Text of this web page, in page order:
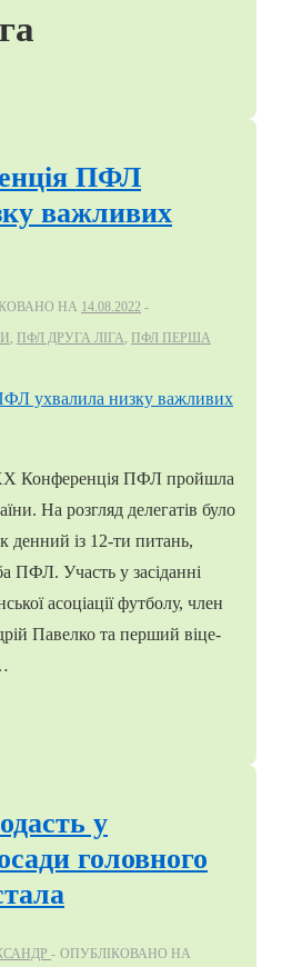
ПФЛ
важливих
НА 14.08.2022
, ПФЛ ДРУГА ЛІГА, ПФЛ ПЕРША
Конференція ПФЛ пройшла
На розгляд делегатів було
денний із 12-ти питань,
ПФЛ. Участь у засіданні
асоціації футболу, член
Павелко та перший віце-
у
головного
ОПУБЛІКОВАНО НА